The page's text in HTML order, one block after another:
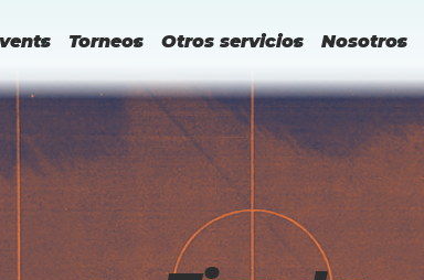
Torneos Otros servicios Nosotros